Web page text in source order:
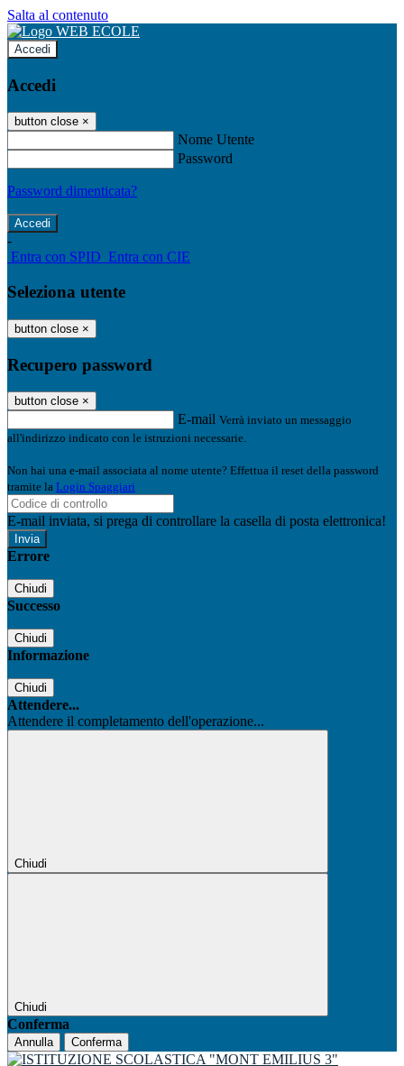
Salta al contenuto
Accedi
Accedi
button close ×
Nome Utente
Password
Password dimenticata?
-
Entra con SPID Entra con CIE
Seleziona utente
button close ×
Recupero password
button close ×
E-mail Verrà inviato un messaggio
all'indirizzo indicato con le istruzioni necessarie.
Non hai una e-mail associata al nome utente? Effettua il reset della password
tramite la Login Spaggiari
E-mail inviata, si prega di controllare la casella di posta elettronica!
Errore
Chiudi
Successo
Chiudi
Informazione
Chiudi
Attendere...
Attendere il completamento dell'operazione...
Chiudi
Chiudi
Conferma
Annulla Conferma